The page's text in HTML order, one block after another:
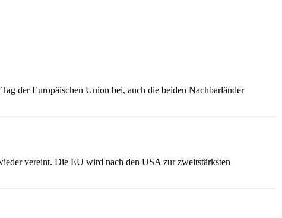
der Europäischen Union bei, auch die beiden Nachbarländer
vereint. Die EU wird nach den USA zur zweitstärksten